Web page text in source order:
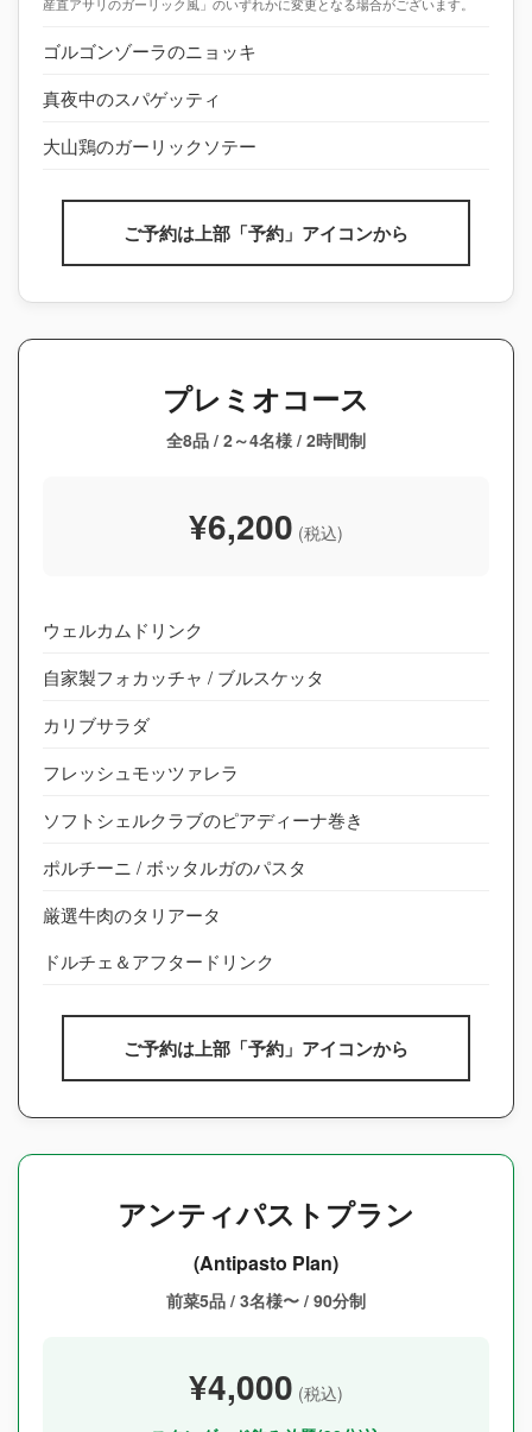
ゴルゴンゾーラのニョッキ
真夜中のスパゲッティ
大山鶏のガーリックソテー
ご予約は上部「予約」アイコンから
プレミオコース
全8品 / 2～4名様 / 2時間制
¥6,200 (税込)
ウェルカムドリンク
自家製フォカッチャ / ブルスケッタ
カリブサラダ
フレッシュモッツァレラ
ソフトシェルクラブのピアディーナ巻き
ポルチーニ / ボッタルガのパスタ
厳選牛肉のタリアータ
ドルチェ＆アフタードリンク
ご予約は上部「予約」アイコンから
アンティパストプラン
(Antipasto Plan)
前菜5品 / 3名様〜 / 90分制
¥4,000 (税込)